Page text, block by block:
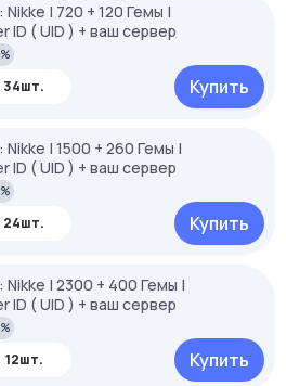
| 720 + 120 Гемы |
ID ( UID ) + ваш сервер
34шт. Купить
| 1500 + 260 Гемы |
ID ( UID ) + ваш сервер
24шт. Купить
| 2300 + 400 Гемы |
ID ( UID ) + ваш сервер
12шт. Купить